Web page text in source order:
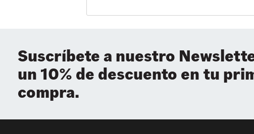
Suscríbete a nuestro
un 10% de descuento en tu
compra.